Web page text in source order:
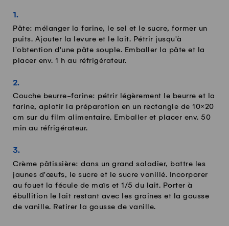
Pâte: mélanger la farine, le sel et le sucre, former un
puits. Ajouter la levure et le lait. Pétrir jusqu'à
l'obtention d'une pâte souple. Emballer la pâte et la
placer env. 1 h au réfrigérateur.
Couche beurre-farine: pétrir légèrement le beurre et la
farine, aplatir la préparation en un rectangle de 10×20
cm sur du film alimentaire. Emballer et placer env. 50
min au réfrigérateur.
Crème pâtissière: dans un grand saladier, battre les
jaunes d'œufs, le sucre et le sucre vanillé. Incorporer
au fouet la fécule de maïs et 1/5 du lait. Porter à
ébullition le lait restant avec les graines et la gousse
de vanille. Retirer la gousse de vanille.